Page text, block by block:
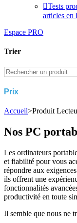
Tests
articles en
Espace PRO
Trier
Prix
Accueil>Produit
Nos PC
Les ordinateurs
et fiabilité pour vous
répondre aux
ils offrent une
fonctionnalités
productivité en toute
Il semble que nous ne